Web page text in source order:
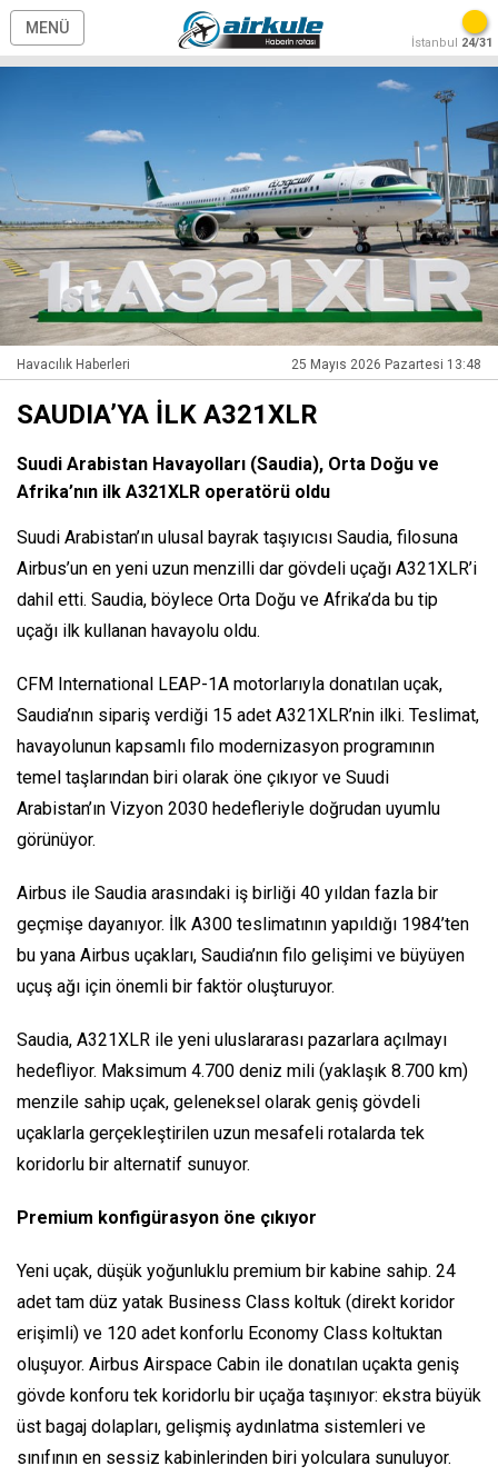
MENÜ
İstanbul 24/31
Havacılık Haberleri 25 Mayıs 2026 Pazartesi 13:48
SAUDIA’YA İLK A321XLR
Suudi Arabistan Havayolları (Saudia), Orta Doğu ve
Afrika’nın ilk A321XLR operatörü oldu
Suudi Arabistan’ın ulusal bayrak taşıyıcısı Saudia, filosuna
Airbus’un en yeni uzun menzilli dar gövdeli uçağı A321XLR’i
dahil etti. Saudia, böylece Orta Doğu ve Afrika’da bu tip
uçağı ilk kullanan havayolu oldu.
CFM International LEAP-1A motorlarıyla donatılan uçak,
Saudia’nın sipariş verdiği 15 adet A321XLR’nin ilki. Teslimat,
havayolunun kapsamlı filo modernizasyon programının
temel taşlarından biri olarak öne çıkıyor ve Suudi
Arabistan’ın Vizyon 2030 hedefleriyle doğrudan uyumlu
görünüyor.
Airbus ile Saudia arasındaki iş birliği 40 yıldan fazla bir
geçmişe dayanıyor. İlk A300 teslimatının yapıldığı 1984’ten
bu yana Airbus uçakları, Saudia’nın filo gelişimi ve büyüyen
uçuş ağı için önemli bir faktör oluşturuyor.
Saudia, A321XLR ile yeni uluslararası pazarlara açılmayı
hedefliyor. Maksimum 4.700 deniz mili (yaklaşık 8.700 km)
menzile sahip uçak, geleneksel olarak geniş gövdeli
uçaklarla gerçekleştirilen uzun mesafeli rotalarda tek
koridorlu bir alternatif sunuyor.
Premium konfigürasyon öne çıkıyor
Yeni uçak, düşük yoğunluklu premium bir kabine sahip. 24
adet tam düz yatak Business Class koltuk (direkt koridor
erişimli) ve 120 adet konforlu Economy Class koltuktan
oluşuyor. Airbus Airspace Cabin ile donatılan uçakta geniş
gövde konforu tek koridorlu bir uçağa taşınıyor: ekstra büyük
üst bagaj dolapları, gelişmiş aydınlatma sistemleri ve
sınıfının en sessiz kabinlerinden biri yolculara sunuluyor.